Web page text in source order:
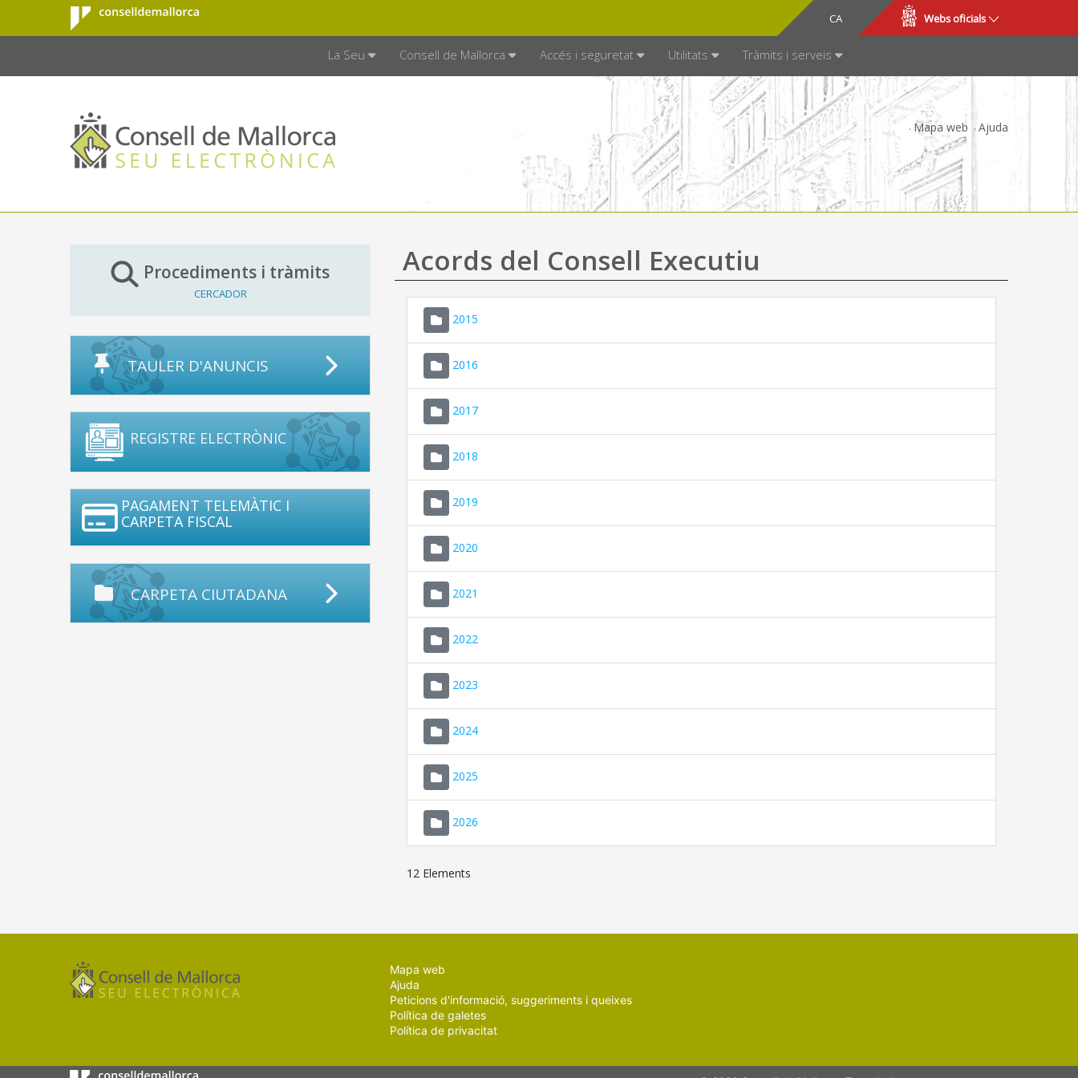
Salta al contingut principal
Consell de
Mallorca
CA
ES Webs oficials
La Seu Consell de Mallorca Accés i seguretat Utilitats Tràmits i serveis
Mapa web Ajuda
Procediments i tràmits
CERCADOR
TAULER D'ANUNCIS
REGISTRE ELECTRÒNIC
PAGAMENT TELEMÀTIC I
CARPETA FISCAL
CARPETA CIUTADANA
Acords del Consell Executiu
2015
2016
2017
2018
2019
2020
2021
2022
2023
2024
2025
2026
12 Elements
Mapa web
Ajuda
Peticions d'informació, suggeriments i queixes
Política de galetes
Política de privacitat